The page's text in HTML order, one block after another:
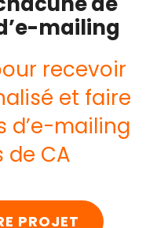
mailing
recevoir
et faire
d’e-mailing
de CA
PROJET